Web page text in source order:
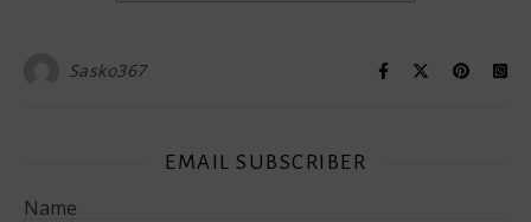
Sasko367
EMAIL SUBSCRIBER
Name